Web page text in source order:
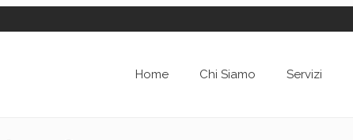
Home Chi Siamo Servizi